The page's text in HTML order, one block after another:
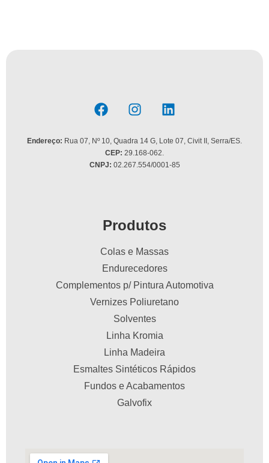
Endereço: Rua 07, Nº 10, Quadra 14 G, Lote 07, Civit II, Serra/ES.
CEP: 29.168-062.
CNPJ: 02.267.554/0001-85
Produtos
Colas e Massas
Endurecedores
Complementos p/ Pintura Automotiva
Vernizes Poliuretano
Solventes
Linha Kromia
Linha Madeira
Esmaltes Sintéticos Rápidos
Fundos e Acabamentos
Galvofix